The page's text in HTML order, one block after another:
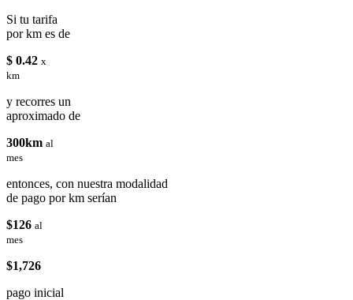
Si tu tarifa
por km es de
$ 0.42 x
km
y recorres un
aproximado de
300km al
mes
entonces, con nuestra modalidad
de pago por km serían
$126 al
mes
$1,726
pago inicial